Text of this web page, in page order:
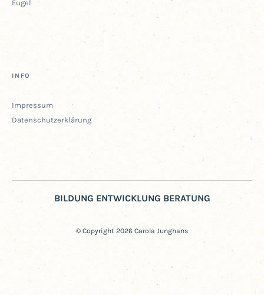
Eugel
INFO
Impres­sum
Daten­schutz­er­klä­rung
BILDUNG ENTWICKLUNG BERATUNG
© Copyright 2026 Carola Junghans